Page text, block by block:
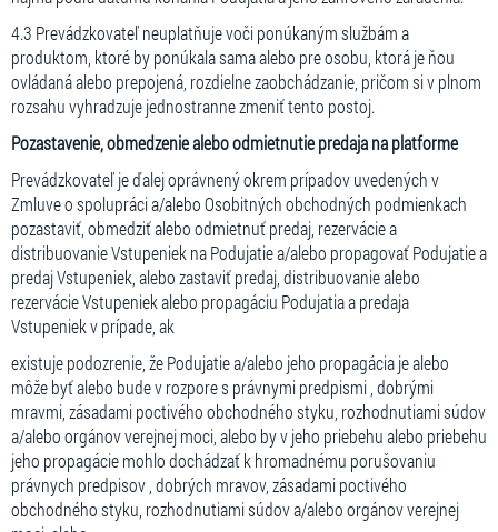
4.3 Prevádzkovateľ neuplatňuje voči ponúkaným službám a
produktom, ktoré by ponúkala sama alebo pre osobu, ktorá je ňou
ovládaná alebo prepojená, rozdielne zaobchádzanie, pričom si v plnom
rozsahu vyhradzuje jednostranne zmeniť tento postoj.
Pozastavenie, obmedzenie alebo odmietnutie predaja na platforme
Prevádzkovateľ je ďalej oprávnený okrem prípadov uvedených v
Zmluve o spolupráci a/alebo Osobitných obchodných podmienkach
pozastaviť, obmedziť alebo odmietnuť predaj, rezervácie a
distribuovanie Vstupeniek na Podujatie a/alebo propagovať Podujatie a
predaj Vstupeniek, alebo zastaviť predaj, distribuovanie alebo
rezervácie Vstupeniek alebo propagáciu Podujatia a predaja
Vstupeniek v prípade, ak
existuje podozrenie, že Podujatie a/alebo jeho propagácia je alebo
môže byť alebo bude v rozpore s právnymi predpismi , dobrými
mravmi, zásadami poctivého obchodného styku, rozhodnutiami súdov
a/alebo orgánov verejnej moci, alebo by v jeho priebehu alebo priebehu
jeho propagácie mohlo dochádzať k hromadnému porušovaniu
právnych predpisov , dobrých mravov, zásadami poctivého
obchodného styku, rozhodnutiami súdov a/alebo orgánov verejnej